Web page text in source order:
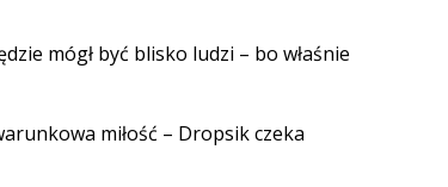
mógł być blisko ludzi – bo właśnie
miłość – Dropsik czeka